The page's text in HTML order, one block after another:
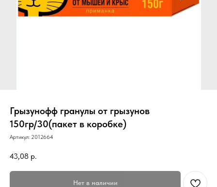
Грызунофф гранулы от грызунов
150гр/30(пакет в коробке)
Артикул: 2012664
43,08 р.
Нет в наличии